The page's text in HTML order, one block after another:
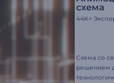
схема
44K+
Схема со
решением